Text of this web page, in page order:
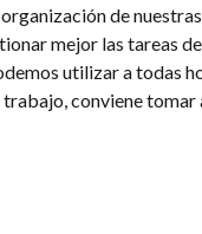
de
mejor las tareas
utilizar a todas
conviene tomar